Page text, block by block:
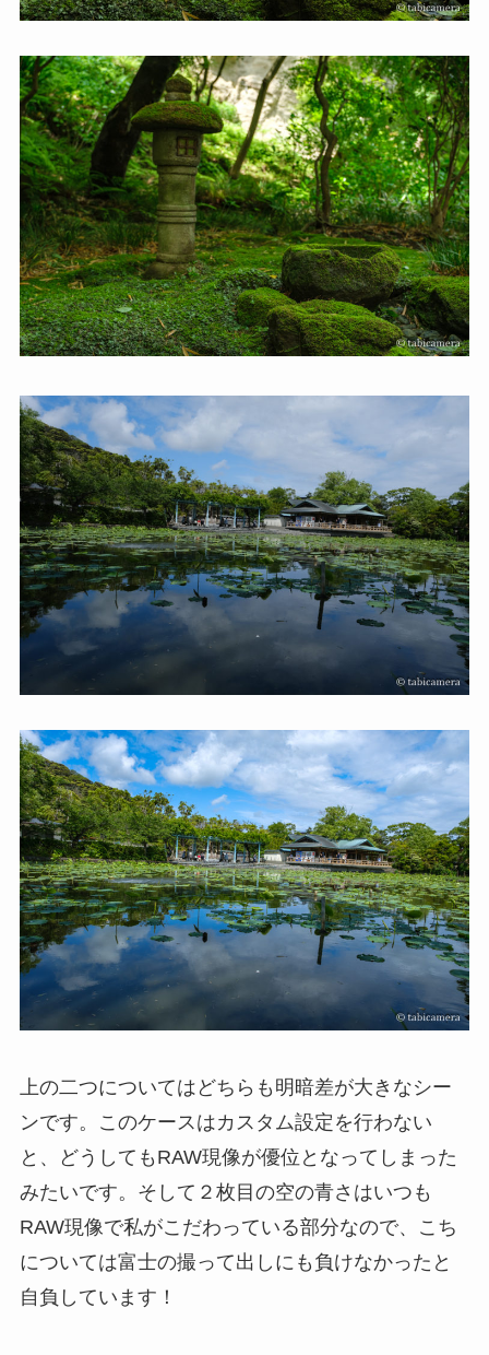
上の二つについてはどちらも明暗差が大きなシー
ンです。このケースはカスタム設定を行わない
と、どうしてもRAW現像が優位となってしまった
みたいです。そして２枚目の空の青さはいつも
RAW現像で私がこだわっている部分なので、こち
については富士の撮って出しにも負けなかったと
自負しています！